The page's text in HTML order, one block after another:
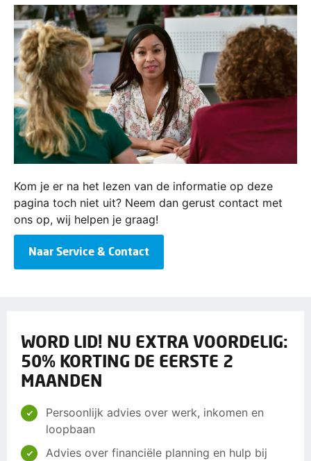
Kom je er na het lezen van de informatie op deze
pagina toch niet uit? Neem dan gerust contact met
ons op, wij helpen je graag!
Naar Service & Contact
WORD LID! NU EXTRA VOORDELIG:
50% KORTING DE EERSTE 2
MAANDEN
Persoonlijk advies over werk, inkomen en
loopbaan
Advies over financiële planning en hulp bij